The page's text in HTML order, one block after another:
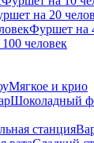
на 20
Фуршет на
человек
Мягкое и крио
Шоколадный
станция